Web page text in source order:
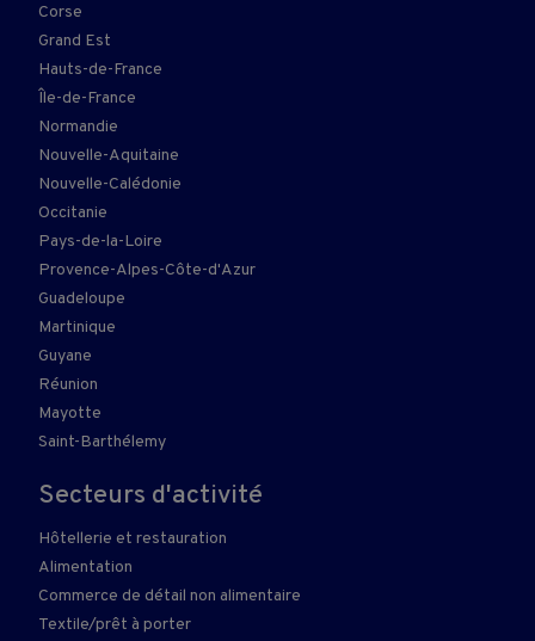
Corse
Grand Est
Hauts-de-France
Île-de-France
Normandie
Nouvelle-Aquitaine
Nouvelle-Calédonie
Occitanie
Pays-de-la-Loire
Provence-Alpes-Côte-d'Azur
Guadeloupe
Martinique
Guyane
Réunion
Mayotte
Saint-Barthélemy
Secteurs d'activité
Hôtellerie et restauration
Alimentation
Commerce de détail non alimentaire
Textile/prêt à porter